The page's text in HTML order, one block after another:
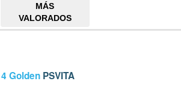
MÁS
VALORADOS
Golden PSVITA